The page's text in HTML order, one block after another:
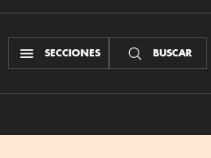
SECCIONES BUSCAR